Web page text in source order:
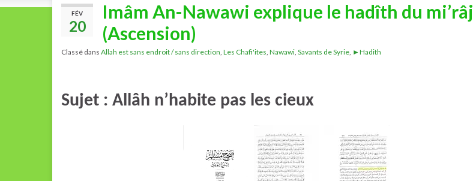
FÉV
20
Imâm An-Nawawi explique le hadîth du mi’râj
(Ascension)
Classé dans Allah est sans endroit / sans direction, Les Chafi'ites, Nawawi, Savants de Syrie, ►Hadith
Sujet : Allâh n’habite pas les cieux